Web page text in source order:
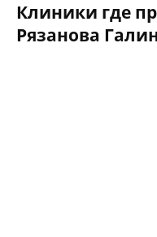
Клиники где
Рязанова